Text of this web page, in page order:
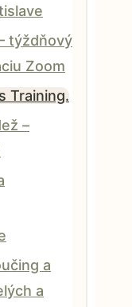
týždňový
Zoom
Training.
–
a
a